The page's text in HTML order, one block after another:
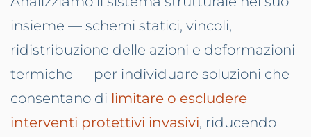
insieme — schemi statici, vincoli,
ridistribuzione delle azioni e deformazioni
termiche — per individuare soluzioni che
consentano di limitare o escludere
interventi protettivi invasivi, riducendo